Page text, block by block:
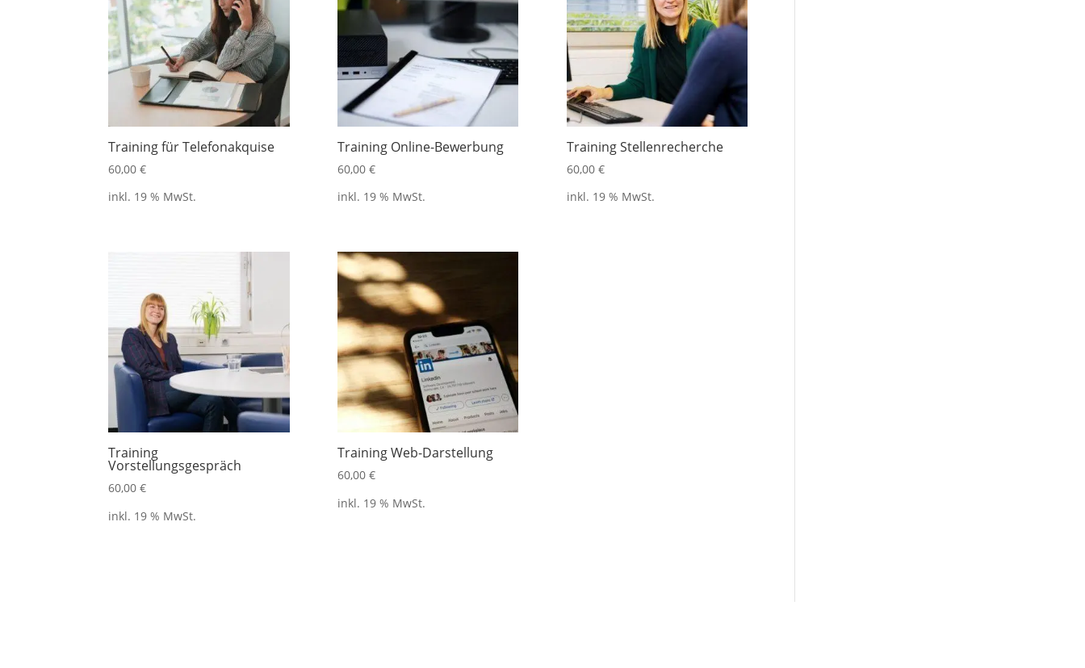
Training für Telefonakquise
60,00€
inkl. 19 % MwSt.
Training Online-Bewerbung
60,00 €
inkl. 19 % MwSt.
Training Stellenrecherche
60,00 €
inkl. 19 % MwSt.
Training
Vorstellungsgespräch
60,00€
inkl. 19 % MwSt.
Training Web-Darstellung
60,00 €
inkl. 19 % MwSt.